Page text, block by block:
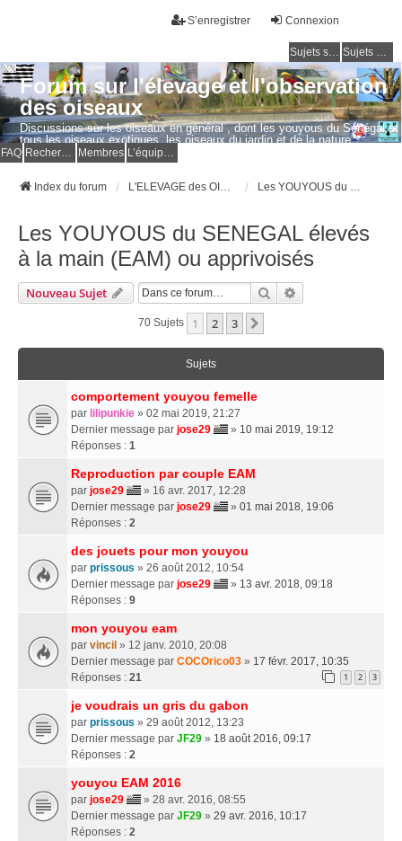
Connexion
S’enregistrer
Sujets sans réponse Sujets actifs
Forum sur l'élevage et l'observation
des oiseaux
Discussions sur les oiseaux en général , dont les youyous du Sénégal et
tous les oiseaux exotiques, les oiseaux du jardin et de la nature.
Questions, photos, expériences.
FAQ Membres
Index du forum
Les YOUYOUS du SENEGAL élevés
à la main (EAM) ou apprivoisés
Nouveau Sujet Rechercher
70 Sujets 1 2 3
Sujets
comportement youyou femelle
par lilipunkie » 02 mai 2019, 21:27
Dernier message par jose29 » 10 mai 2019, 19:12
Réponses : 1
Reproduction par couple EAM
par jose29
» 16 avr. 2017, 12:28
Dernier message par jose29 » 01 mai 2018, 19:06
Réponses : 2
des jouets pour mon youyou
par prissous » 26 août 2012, 10:54
Dernier message par jose29 » 13 avr. 2018, 09:18
Réponses : 9
mon youyou eam
par vincil » 12 janv. 2010, 20:08
Dernier message par COCOrico03 » 17 févr. 2017, 10:35
Réponses : 21 1 2 3
je voudrais un gris du gabon
par prissous » 29 août 2012, 13:23
Dernier message par JF29 » 18 août 2016, 09:17
Réponses : 2
youyou EAM 2016
par jose29
» 28 avr. 2016, 08:55
Dernier message par JF29 » 29 avr. 2016, 10:17
Réponses : 2